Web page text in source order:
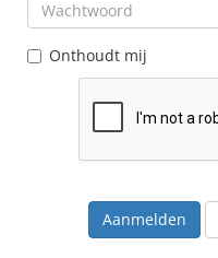
Onthoudt mij